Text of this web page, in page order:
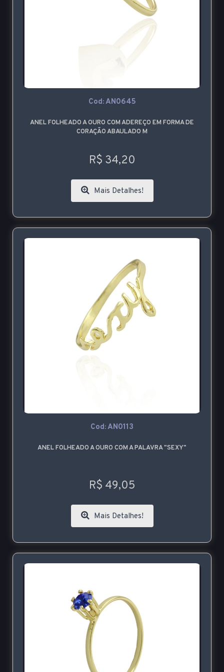
Cod: AN0645
ANEL FOLHEADO A OURO COM ADEREÇO EM FORMA DE
CORAÇÃO ABAULADO M
R$ 34,20
Mais Detalhes!
Cod: AN0113
ANEL FOLHEADO A OURO COM A PALAVRA "SEXY"
R$ 49,05
Mais Detalhes!